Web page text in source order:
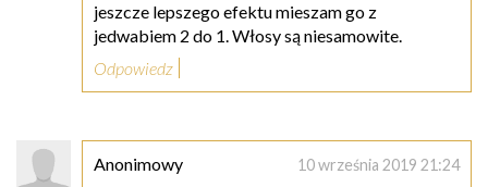
jeszcze lepszego efektu mieszam go z
jedwabiem 2 do 1. Włosy są niesamowite.
Odpowiedz
Anonimowy 10 września 2019 21:24